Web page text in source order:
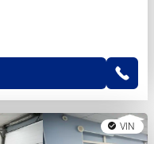
VIN